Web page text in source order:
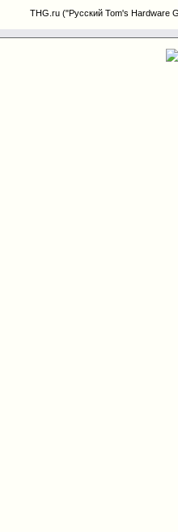
THG.ru ("Русский Tom's Hardware